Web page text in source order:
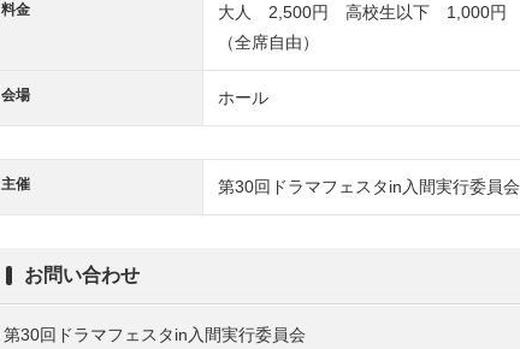
料金
大人 2,500円 高校生以下 1,000円
（全席自由）
会場 ホール
主催 第30回ドラマフェスタin入間実行委員会
お問い合わせ
第30回ドラマフェスタin入間実行委員会